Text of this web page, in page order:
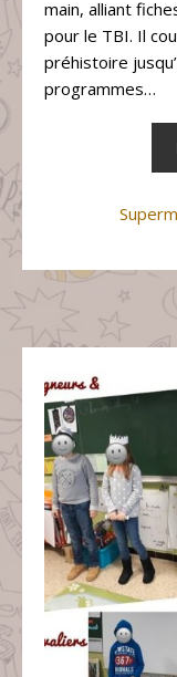
main, alliant
pour le TBI. Il
préhistoire
programmes…